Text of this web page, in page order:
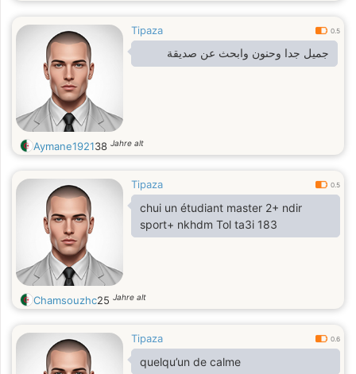
Tipaza 0.5
جميل جدا وحنون وابحث عن صديقة
Aymane192138 Jahre alt
Tipaza 0.5
chui un étudiant master 2+ ndir
sport+ nkhdm Tol ta3i 183
Chamsouzhc25 Jahre alt
Tipaza 0.6
quelqu’un de calme